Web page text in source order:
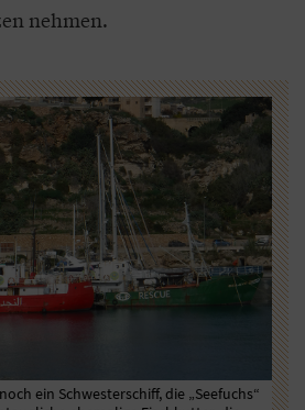
nehmen.
auf der Suche nach dem